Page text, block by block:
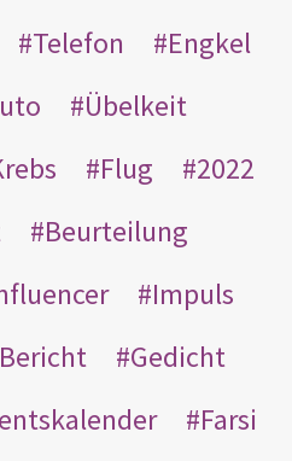
Telefon
Engkel
Übelkeit
Flug
2022
Beurteilung
Impuls
Bericht
Gedicht
Farsi